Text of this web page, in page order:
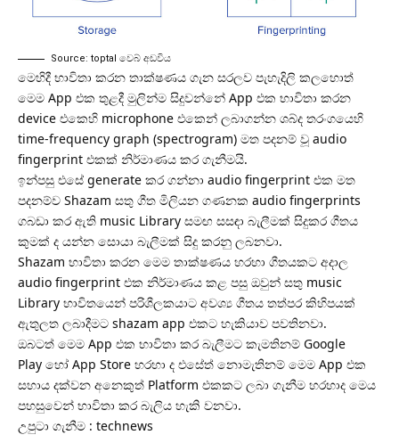
Source: toptal වෙබ් අඩවිය
මෙහිදී භාවිතා කරන තාක්ෂණය ගැන සරලව පැහැදිලි කලහොත්
මෙම App එක තුළදී මුලින්ම සිදුවන්නේ App එක භාවිතා කරන
device එකෙහි microphone එකෙන් ලබාගන්න ශබ්ද තරංගයෙහි
time-frequency graph (spectrogram) මත පදනම් වූ audio
fingerprint එකක් නිර්මාණය කර ගැනීමයි.
ඉන්පසු එසේ generate කර ගන්නා audio fingerprint එක මත
පදනම්ව Shazam සතු ගීත මිලියන ගණනක audio fingerprints
ගබඩා කර ඇති music Library සමඟ සසඳා බැලීමක් සිදුකර ගීතය
කුමක් ද යන්න සොයා බැලීමක් සිදු කරනු ලබනවා.
Shazam භාවිතා කරන මෙම තාක්ෂණය හරහා ගීතයකට අදාල
audio fingerprint එක නිර්මාණය කළ පසු ඔවුන් සතු music
Library භාවිතයෙන් පරිශීලකයාට අවශ්‍ය ගීතය තත්පර කිහිපයක්
ඇතුලත ලබාදීමට shazam app එකට හැකියාව පවතිනවා.
ඔබටත් මෙම App එක භාවිතා කර බැලීමට කැමතිනම් Google
Play හෝ App Store හරහා ද එසේත් නොමැතිනම් මෙම App එක
සහාය දක්වන අනෙකුත් Platform එකකට ලබා ගැනීම හරහාද මෙය
පහසුවෙන් භාවිතා කර බැලිය හැකි වනවා.
උපුටා ගැනීම : technews